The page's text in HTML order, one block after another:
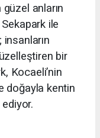
anların
ile
bir
Kocaeli’nin
doğayla kentin